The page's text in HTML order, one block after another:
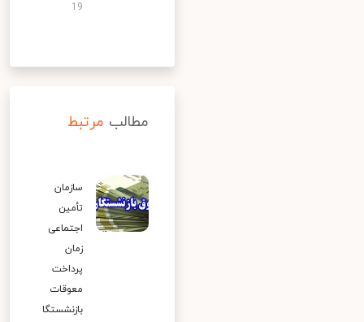
19
مطالب مرتبط
سازمان
تأمین
اجتماعی
زمان
پرداخت
معوقات
بازنشستگا